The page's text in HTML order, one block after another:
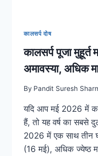
कालसर्प दोष
कालसर्प पूजा
अमावस्या, अधिक
By Pandit Suresh
यदि आप मई 2026 में
हैं, तो यह वर्ष का सबसे
2026 में एक साथ तीन
(16 मई), अधिक ज्येष्ठ